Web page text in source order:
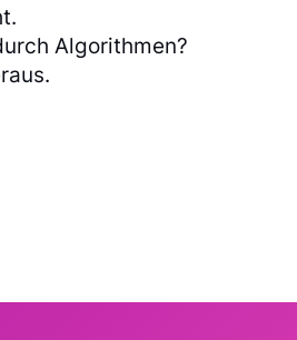
Algorithmen?